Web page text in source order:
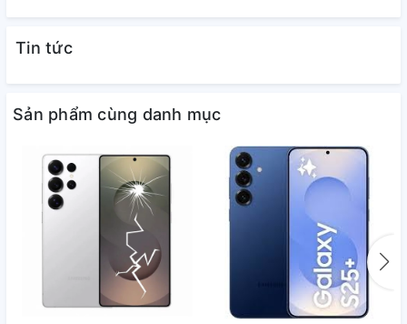
Tin tức
Sản phẩm cùng danh mục